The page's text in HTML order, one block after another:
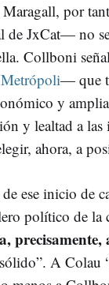
por
de JxCat— no
Collboni
— que
y
y lealtad a
ahora, a
ese inicio de
político de la
A Colau